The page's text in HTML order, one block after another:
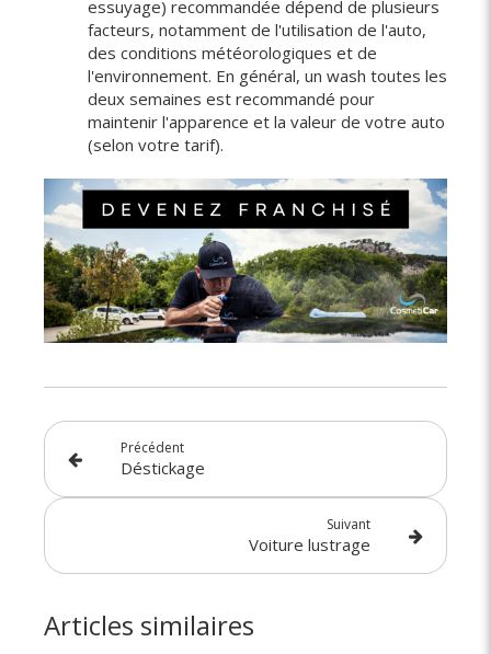
essuyage) recommandée dépend de plusieurs
facteurs, notamment de l'utilisation de l'auto,
des conditions météorologiques et de
l'environnement. En général, un wash toutes les
deux semaines est recommandé pour
maintenir l'apparence et la valeur de votre auto
(selon votre tarif).
Précédent
Déstickage
Suivant
Voiture lustrage
Articles similaires